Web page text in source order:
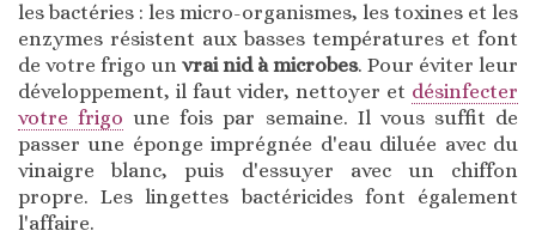
les bactéries : les micro-organismes, les toxines et les
enzymes résistent aux basses températures et font
de votre frigo un vrai nid à microbes. Pour éviter leur
développement, il faut vider, nettoyer et désinfecter
votre frigo une fois par semaine. Il vous suffit de
passer une éponge imprégnée d'eau diluée avec du
vinaigre blanc, puis d'essuyer avec un chiffon
propre. Les lingettes bactéricides font également
l'affaire.